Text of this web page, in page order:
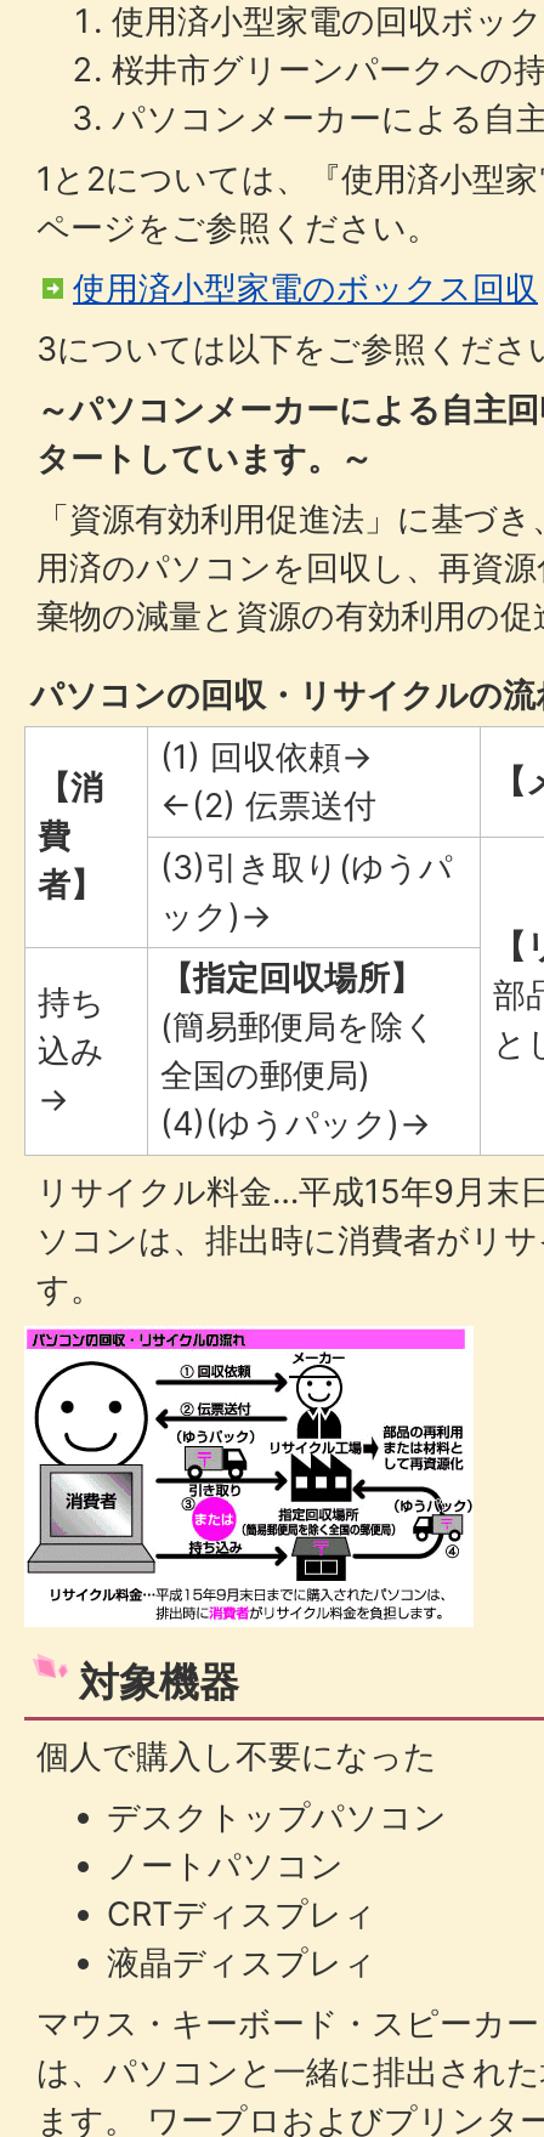
使用済小型家電の回収ボッ
桜井市グリーンパークへの
パソコンメーカーによる自
1と2については、『使用済小型
ページをご参照ください。
使用済小型家電のボックス回収
3については以下をご参照くださ
～パソコンメーカーによる自主
タートしています。～
「資源有効利用促進法」に基づ
用済のパソコンを回収し、再資
棄物の減量と資源の有効利用の
パソコンの回収・リサイクルの流
【消
費
者】
(1) 回収依頼→
←(2) 伝票送付
(3)引き取り(ゆうパ
ック)→
部
と
持ち
込み
→
【指定回収場所】
(簡易郵便局を除く
全国の郵便局)
(4)(ゆうパック)→
リサイクル料金…平成15年9月末
ソコンは、排出時に消費者がリ
す。
対象機器
個人で購入し不要になった
デスクトップパソコン
ノートパソコン
CRTディスプレィ
液晶ディスプレィ
マウス・キーボード・スピーカ
は、パソコンと一緒に排出され
ます。 ワープロおよびプリンタ